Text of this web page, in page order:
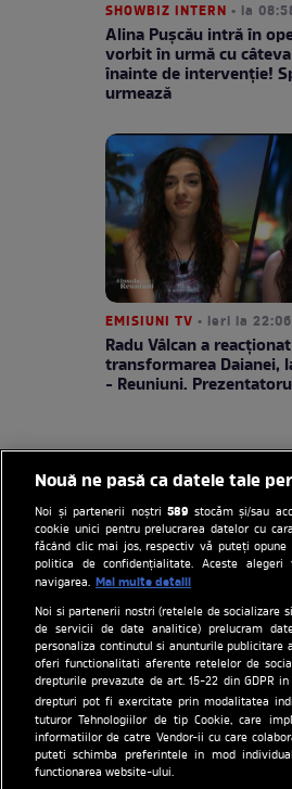
SHOWBIZ INTERN • la
Alina Pușcău intră în
vorbit în urmă cu
înainte de intervenție!
urmează
EMISIUNI TV • ieri la 22:06
Radu Vâlcan a
transformarea Daianei,
- Reuniuni.
Nouă ne pasă ca datele tale
Noi și partenerii noștri589 stocăm și/sau
cookie unici pentru prelucrarea datelor cu
făcând clic mai jos, respectiv vă puteți
politica de confidențialitate. Aceste
navigarea. Mai multe detalii
Noi si partenerii nostri (retelele de socializare
de servicii de date analitice) prelucram
personaliza continutul si anunturile
oferi functionalitati aferente retelelor de
drepturile prevazute de art. 15-22 din GDPR
drepturi pot fi exercitate prin modalitatea
tuturor Tehnologiilor de tip Cookie, care
informatiilor de catre Vendor-ii cu care
puteti schimba preferintele in mod
functionarea website-ului.